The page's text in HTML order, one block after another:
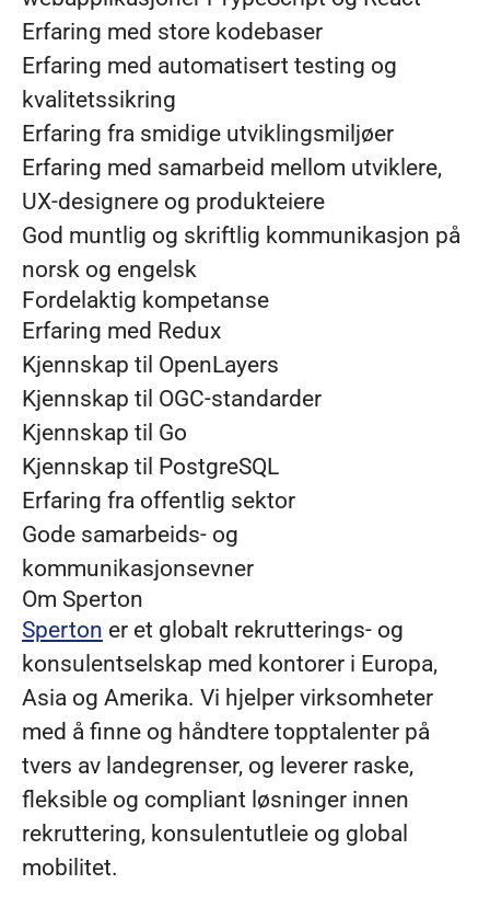
Erfaring med store kodebaser
Erfaring med automatisert testing og
kvalitetssikring
Erfaring fra smidige utviklingsmiljøer
Erfaring med samarbeid mellom utviklere,
UX-designere og produkteiere
God muntlig og skriftlig kommunikasjon på
norsk og engelsk
Fordelaktig kompetanse
Erfaring med Redux
Kjennskap til OpenLayers
Kjennskap til OGC-standarder
Kjennskap til Go
Kjennskap til PostgreSQL
Erfaring fra offentlig sektor
Gode samarbeids- og
kommunikasjonsevner
Om Sperton
Sperton er et globalt rekrutterings- og
konsulentselskap med kontorer i Europa,
Asia og Amerika. Vi hjelper virksomheter
med å finne og håndtere topptalenter på
tvers av landegrenser, og leverer raske,
fleksible og compliant løsninger innen
rekruttering, konsulentutleie og global
mobilitet.